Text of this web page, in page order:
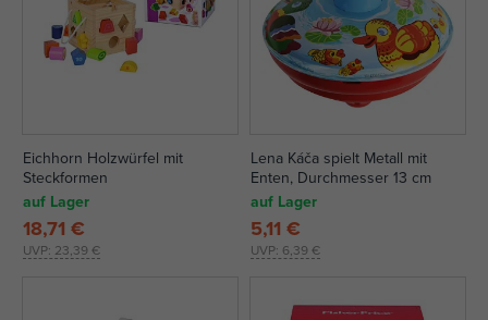
Eichhorn Holzwürfel mit
Steckformen
auf Lager
UVP: 23,39 €
18,71 €
Lena Káča spielt Metall mit
Enten, Durchmesser 13 cm
auf Lager
UVP: 6,39 €
5,11 €